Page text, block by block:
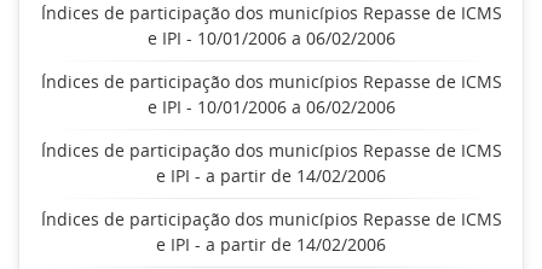
Índices de participação dos municípios Repasse de ICMS
e IPI - 10/01/2006 a 06/02/2006
Índices de participação dos municípios Repasse de ICMS
e IPI - 10/01/2006 a 06/02/2006
Índices de participação dos municípios Repasse de ICMS
e IPI - a partir de 14/02/2006
Índices de participação dos municípios Repasse de ICMS
e IPI - a partir de 14/02/2006